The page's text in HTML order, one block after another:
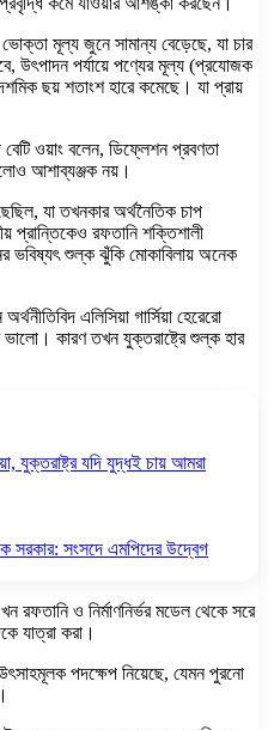
মূল্য জুনে সামান্য বেড়েছে, যা চার
উৎপাদন পর্যায়ে পণ্যের মূল্য (প্রযোজক
ছয় শতাংশ হারে কমেছে। যা প্রায়
ওয়াং বলেন, ডিফ্লেশন প্রবণতা
আশাব্যঞ্জক নয়।
যা তখনকার অর্থনৈতিক চাপ
প্রান্তিকেও রফতানি শক্তিশালী
ভবিষ্যৎ শুল্ক ঝুঁকি মোকাবিলায় অনেক
এলিসিয়া গার্সিয়া হেরেরো
ভালো। কারণ তখন যুক্তরাষ্ট্রে শুল্ক হার
যুক্তরাষ্ট্র যদি যুদ্ধই চায় আমরা
সরকার: সংসদে এমপিদের উদ্বেগ
ও নির্মাণনির্ভর মডেল থেকে সরে
যাত্রা করা।
পদক্ষেপ নিয়েছে, যেমন পুরনো